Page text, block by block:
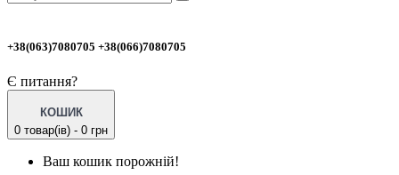
+38(063)7080705 +38(066)7080705
Є питання?
КОШИК
0 товар(ів) - 0 грн
Ваш кошик порожній!